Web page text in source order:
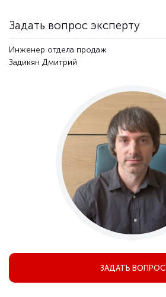
Задать вопрос эксперту
Инженер отдела продаж
Задикян Дмитрий
ЗАДАТЬ ВОПРОС